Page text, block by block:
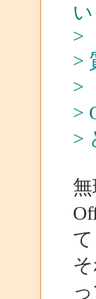
い
>
>
>
>
>
無